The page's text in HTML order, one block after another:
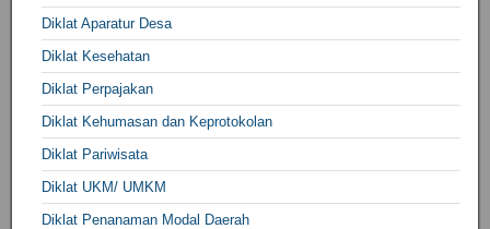
Diklat Aparatur Desa
Diklat Kesehatan
Diklat Perpajakan
Diklat Kehumasan dan Keprotokolan
Diklat Pariwisata
Diklat UKM/ UMKM
Diklat Penanaman Modal Daerah